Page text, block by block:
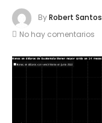
ByRobert Santos
No hay comentarios